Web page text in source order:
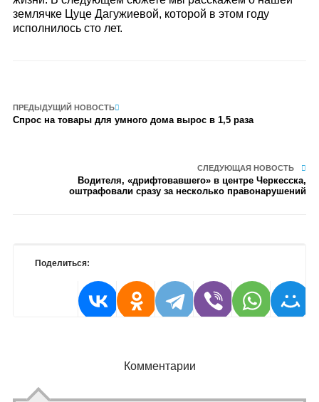
землячке Цуце Дагужиевой, которой в этом году
исполнилось сто лет.
ПРЕДЫДУЩИЙ НОВОСТЬ
Спрос на товары для умного дома вырос в 1,5 раза
СЛЕДУЮЩАЯ НОВОСТЬ
Водителя, «дрифтовавшего» в центре Черкесска,
оштрафовали сразу за несколько правонарушений
Поделиться:
Комментарии